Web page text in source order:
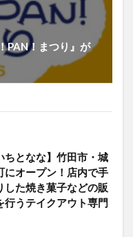
PAN！まつり』が
ちとなな】竹田市・城
にオープン！店内で手
した焼き菓子などの販
行うテイクアウト専門